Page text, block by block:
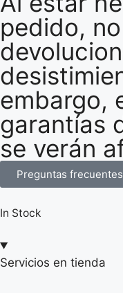
pedido,
embargo,
garantías
se verán
Preguntas frecuentes
In Stock
Servicios en tienda